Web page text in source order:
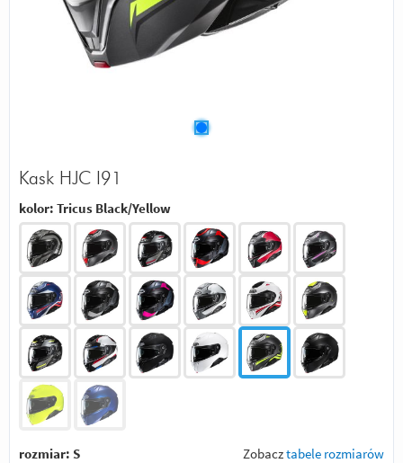
Kask HJC I91
kolor: Tricus Black/Yellow
rozmiar: S Zobacztabele rozmiarów